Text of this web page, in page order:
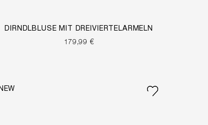
DIRNDLBLUSE MIT DREIVIERTELÄRMELN
179,99 €
NEW